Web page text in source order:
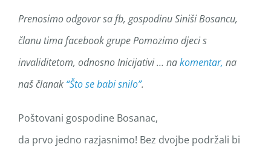
Prenosimo odgovor sa fb, gospodinu Siniši Bosancu,
članu tima facebook grupe Pomozimo djeci s
invaliditetom, odnosno Inicijativi … nakomentar, na
naš članak “Što se babi snilo”.
Poštovani gospodine Bosanac,
da prvo jedno razjasnimo! Bez dvojbe podržali bi